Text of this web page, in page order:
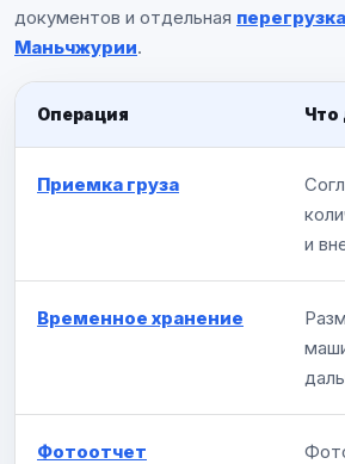
документов и отдельная
Маньчжурии.
Операция Что
Приемка груза
и
Временное хранение
Фотоотчет